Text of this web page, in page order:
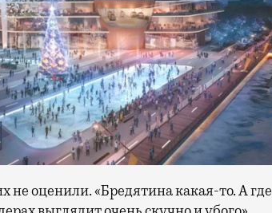
оценили. «Бредятина какая-то. А где